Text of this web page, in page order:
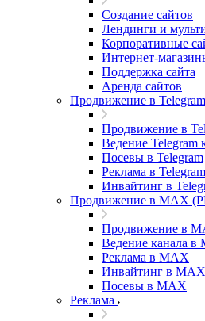
Создание сайтов
Лендинги и
Корпоративные
Интернет-
Поддержка сайта
Аренда сайтов
Продвижение в
Продвижение в
Ведение Telegram
Посевы в Telegram
Реклама в
Инвайтинг в
Продвижение в MAX
Продвижение в
Ведение канала в
Реклама в MAX
Инвайтинг в MAX
Посевы в MAX
Реклама